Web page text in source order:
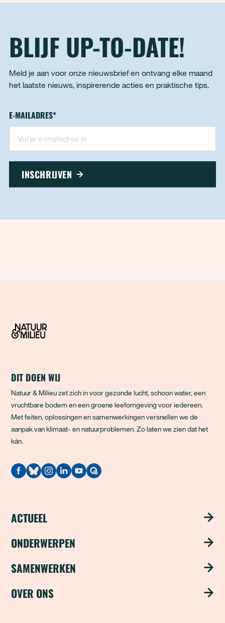
BLIJF UP-TO-DATE!
Meld je aan voor onze nieuwsbrief en ontvang elke maand
het laatste nieuws, inspirerende acties en praktische tips.
Nieuwsbrief - footer
" geeft vereiste velden aan
E-MAILADRES*
INSCHRIJVEN
DIT DOEN WIJ
Natuur & Milieu zet zich in voor gezonde lucht, schoon water, een
vruchtbare bodem en een groene leefomgeving voor iedereen.
Met feiten, oplossingen en samenwerkingen versnellen we de
aanpak van klimaat- en natuurproblemen. Zo laten we zien dat het
kán.
Quodari
ACTUEEL
Nieuws
Nieuwsbrief
ONDERWERPEN
Schoon water
SAMENWERKEN
Steun ons met je bedrijf
OVER ONS